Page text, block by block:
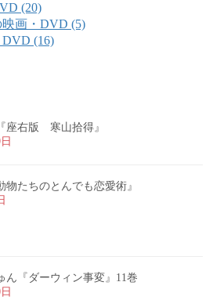
(20)
画・DVD (5)
(16)
座右版 寒山拾得』
物たちのとんでも恋愛術』
ん『ダーウィン事変』11巻